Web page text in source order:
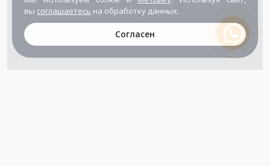
вы соглашаетесь на обработку данных.
Согласен